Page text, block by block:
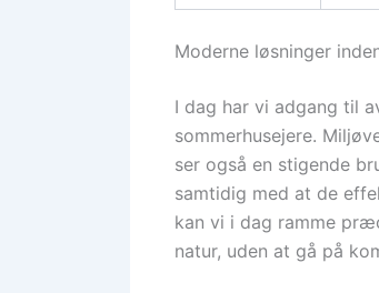
Moderne løsninger
I dag har vi adgang til
sommerhusejere.
ser også en stigende
samtidig med at de
kan vi i dag ramme
natur, uden at gå på